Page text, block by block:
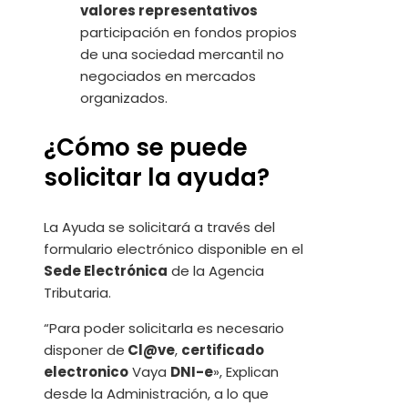
valores representativos
participación en fondos propios
de una sociedad mercantil no
negociados en mercados
organizados.
¿Cómo se puede
solicitar la ayuda?
La Ayuda se solicitará a través del
formulario electrónico disponible en el
Sede Electrónica de la Agencia
Tributaria.
“Para poder solicitarla es necesario
disponer de Cl@ve, certificado
electronicoVaya DNI-e», Explican
desde la Administración, a lo que